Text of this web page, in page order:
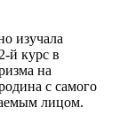
изучала
й курс в
на
с самого
лицом.